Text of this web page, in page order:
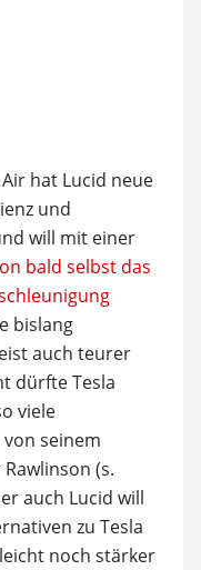
hat Lucid neue
und
will mit einer
bald selbst das
bislang
auch teurer
dürfte Tesla
viele
seinem
(s.
auch Lucid will
zu Tesla
noch stärker